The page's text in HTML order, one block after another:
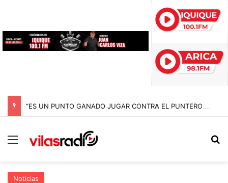
“ES UN PUNTO GANADO JUGAR CONTRA EL PUNTERO” HERNÁN PEÑA TRAS EL EMPATE CON COBRELOA
Menú
Noticias